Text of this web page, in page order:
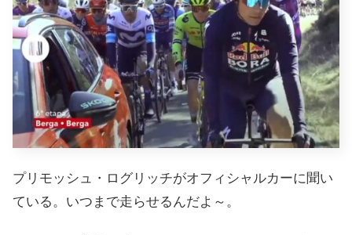
プリモッシュ・ログリッチがオフィシャルカーに聞い
ている。いつまで走らせるんだよ～。